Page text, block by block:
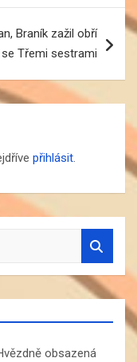
Braník zažil obří
Třemi sestrami
přihlásit.
obsazená